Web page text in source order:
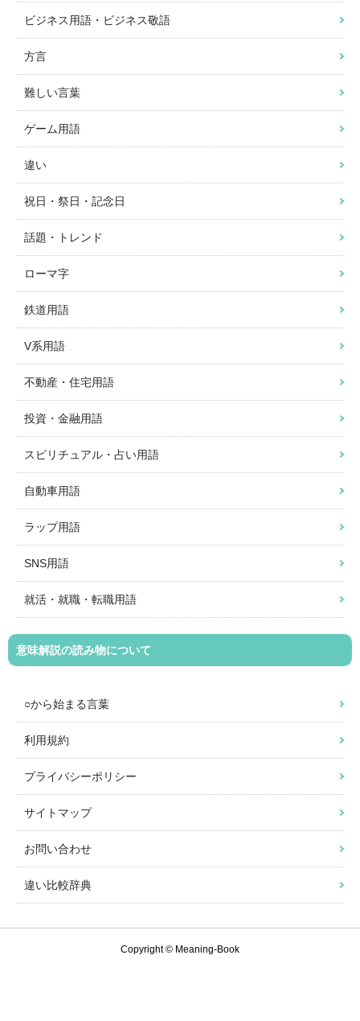
ビジネス用語・ビジネス敬語
方言
難しい言葉
ゲーム用語
違い
祝日・祭日・記念日
話題・トレンド
ローマ字
鉄道用語
V系用語
不動産・住宅用語
投資・金融用語
スピリチュアル・占い用語
自動車用語
ラップ用語
SNS用語
就活・就職・転職用語
意味解説の読み物について
○から始まる言葉
利用規約
プライバシーポリシー
サイトマップ
お問い合わせ
違い比較辞典
Copyright © Meaning-Book